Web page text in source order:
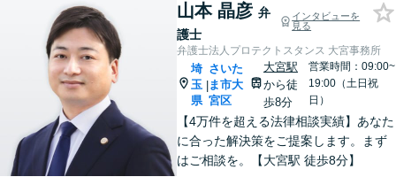
山本 晶彦 弁
護士
インタビューを
見る
弁護士法人プロテクトスタンス 大宮事務所
埼
玉
県
|
さいた
ま市大
宮区
大宮駅
から徒
歩8分
営業時間：09:00~
19:00（土日祝
日）
【4万件を超える法律相談実績】あなた
に合った解決策をご提案します。まず
はご相談を。【大宮駅 徒歩8分】